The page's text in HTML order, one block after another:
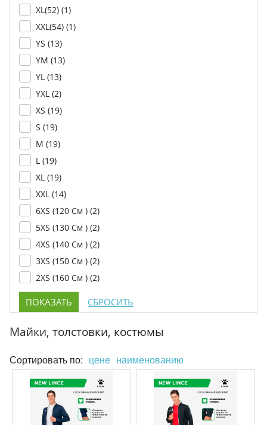
XL(52) (1)
XXL(54) (1)
YS (13)
YM (13)
YL (13)
YXL (2)
XS (19)
S (19)
M (19)
L (19)
XL (19)
XXL (14)
6XS (120 См ) (2)
5XS (130 См ) (2)
4XS (140 См ) (2)
3XS (150 См ) (2)
2XS (160 См ) (2)
Майки, толстовки, костюмы
Сортировать по: цене наименованию